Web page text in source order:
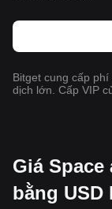
Bitget cung cấp
dịch lớn. Cấp VIP
Giá
bằng USD